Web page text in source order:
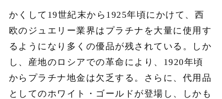
かくして19世紀末から1925年頃にかけて、西
欧のジュエリー業界はプラチナを大量に使用す
るようになり多くの優品が残されている。しか
し、産地のロシアでの革命により、1920年頃
からプラチナ地金は欠乏する。さらに、代用品
としてのホワイト・ゴールドが登場し、しかも